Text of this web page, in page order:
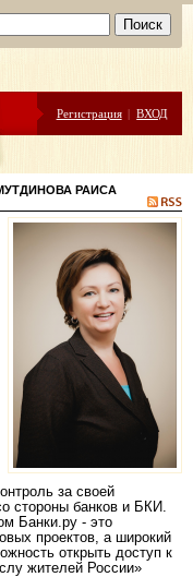
Регистрация | ВХОД
РАИСА
за своей
стороны банков и БКИ.
Банки.ру - это
проектов, а широкий
открыть доступ к
жителей России»